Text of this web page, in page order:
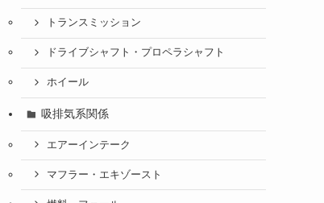
トランスミッション
ドライブシャフト・プロペラシャフト
ホイール
吸排気系関係
エアーインテーク
マフラー・エキゾースト